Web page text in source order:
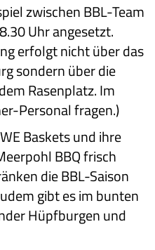
zwischen BBL-Team
Uhr angesetzt.
erfolgt nicht über das
sondern über die
Rasenplatz. Im
Personal fragen.)
Baskets und ihre
BBQ frisch
die BBL-Saison
gibt es im bunten
Hüpfburgen und